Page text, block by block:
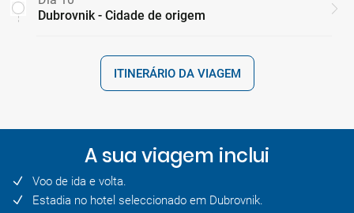
Dubrovnik - Cidade de origem
ITINERÁRIO DA VIAGEM
A sua viagem inclui
Voo de ida e volta.
Estadia no hotel seleccionado em Dubrovnik.